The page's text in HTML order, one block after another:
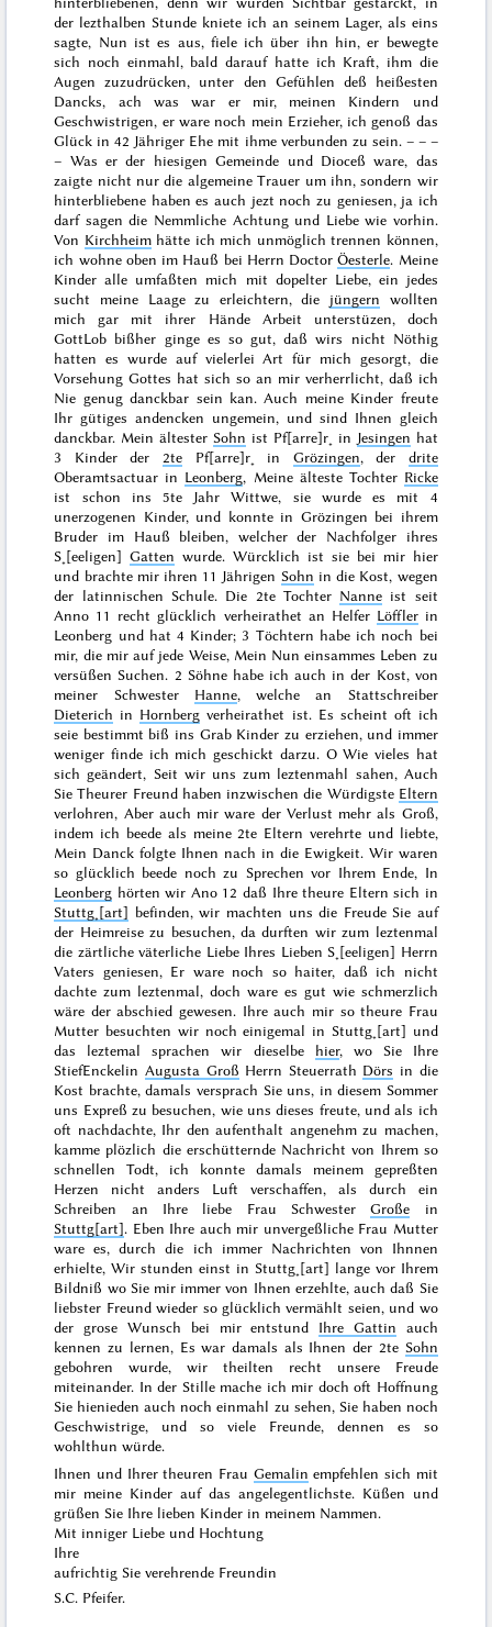
der lezthalben Stunde kniete ich an seinem Lager, als eins
sagte, Nun ist es aus, fiele ich über ihn hin, er bewegte
sich noch einmahl, bald darauf hatte ich Kraft, ihm die
Augen zuzudrücken, unter den Gefühlen deß heißesten
Dancks, ach was war er mir, meinen Kindern und
Geschwistrigen, er ware noch mein Erzieher, ich genoß das
Glück in 42 Jähriger Ehe mit ihme verbunden zu sein. – – –
– Was er der hiesigen Gemeinde und Dioceß ware, das
zaigte nicht nur die algemeine Trauer um ihn, sondern wir
hinterbliebene haben es auch jezt noch zu geniesen, ja ich
darf sagen die Nemmliche Achtung und Liebe wie vorhin.
Von Kirchheimhätte ich mich unmöglich trennen können,
ich wohne oben im Hauß bei Herrn DoctorÖesterle. Meine
Kinder alle umfaßten mich mit dopelter Liebe, ein jedes
sucht meine Laage zu erleichtern, die jüngern wollten
mich gar mit ihrer Hände Arbeit unterstüzen, doch
GottLob bißher ginge es so gut, daß wirs nicht Nöthig
hattenes wurde auf vielerlei Art für mich gesorgt, die
Vorsehung Gottes hat sich so an mir verherrlicht, daß ich
Nie genug danckbar sein kan. Auch meine Kinder freute
Ihr gütiges andencken ungemein, und sind Ihnen gleich
danckbar. Mein ältester Sohn ist Pf[arre]r˖ in Jesingen hat
3 Kinder der 2tePf[arre]r˖ in Grözingen, der drite
Oberamtsactuar in Leonberg, Meine älteste Tochter Ricke
ist schon ins 5te Jahr Wittwe, sie wurde es mit 4
unerzogenen Kinder, und konnte in Grözingen bei ihrem
Bruder im Hauß bleiben, welcher der Nachfolger ihres
S˖[eeligen]Gatten wurde. Würcklich ist sie bei mir hier
und brachte mir ihren 11 Jährigen Sohn in die Kost, wegen
der latinnischen Schule. Die 2te Tochter Nanne ist seit
Anno 11 recht glücklich verheirathet an Helfer Löfflerin
Leonberg und hat 4 Kinder; 3 Töchtern habe ich noch bei
mir, die mir auf jede Weise, Mein Nun einsammes Leben zu
versüßen Suchen. 2 Söhne habe ich auch in der Kost, von
meiner Schwester Hanne, welche an Stattschreiber
Dieterich in Hornberg verheirathet ist. Es scheint oft ich
seie bestimmt biß ins Grab Kinder zu erziehen, und immer
weniger finde ich mich geschickt darzu. O Wie vieles hat
sich geändert, Seit wir uns zum leztenmahl sahen, Auch
Sie Theurer Freund haben inzwischen die Würdigste Eltern
verlohren, Aber auch mir ware der Verlust mehr als Groß,
indem ich beede als meine 2te Eltern verehrte und liebte,
Mein Danck folgte Ihnen nach in die Ewigkeit. Wir waren
so glücklich beede noch zu Sprechen vor Ihrem Ende, In
Leonberg hörten wir Ano 12 daß Ihre theure Eltern sich in
Stuttg˖[art] befinden, wir machten uns die Freude Sie auf
der Heimreise zu besuchen, da durften wir zum leztenmal
die zärtliche väterliche Liebe Ihres Lieben S˖[eeligen] Herrn
Vaters geniesen, Er ware noch so haiter, daß ich nicht
dachte zum leztenmal, doch ware es gut wie schmerzlich
wäre der abschied gewesen. Ihre auch mir so theure Frau
Mutter besuchten wir noch einigemal in Stuttg˖[art] und
das leztemal sprachen wir dieselbe hier, wo Sie Ihre
StiefEnckelin Augusta Groß Herrn Steuerrath Dörs in die
Kost brachte, damals versprach Sie uns, in diesem Sommer
uns Expreß zu besuchen, wie uns dieses freute, und als ich
oft nachdachte, Ihr den aufenthalt angenehm zu machen,
kamme plözlich die erschütternde Nachricht von Ihrem so
schnellenTodt, ich konnte damals meinem gepreßten
Herzen nicht anders Luft verschaffen, als durch ein
Schreiben an Ihre liebe Frau SchwesterGroße in
Stuttg[art]. Eben Ihre auch mir unvergeßliche Frau Mutter
ware es, durch die ich immer Nachrichten von Ihnnen
erhielte, Wir stunden einst in Stuttg˖[art] lange vor Ihrem
Bildniß wo Sie mir immer von Ihnen erzehlte, auch daß Sie
liebster Freund wieder so glücklich vermählt seien, und wo
der grose Wunsch bei mir entstund Ihre Gattin auch
kennen zu lernen, Es war damals als Ihnen der 2te Sohn
gebohren wurde, wir theilten recht unsere Freude
miteinander. In der Stille mache ich mir doch oft Hoffnung
Sie hienieden auch noch einmahl zu sehen, Sie haben noch
Geschwistrige, und so viele Freunde, dennen es so
wohlthun würde.
Ihnen und Ihrer theuren Frau Gemalin empfehlen sich mit
mir meine Kinder auf das angelegentlichste. Küßen und
grüßen Sie Ihre lieben Kinder in meinem Nammen.
Mit inniger Liebe und Hochtung
Ihre
aufrichtig Sie verehrende Freundin
S.C. Pfeifer.